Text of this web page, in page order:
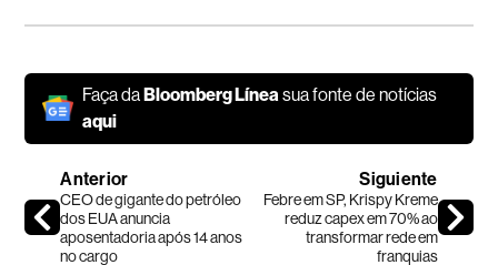
Faça daBloomberg Líneasua fonte de notícias
aqui
Anterior
CEO de gigante do petróleo
dos EUA anuncia
aposentadoria após 14 anos
no cargo
Siguiente
Febre em SP, Krispy Kreme
reduz capex em 70% ao
transformar rede em
franquias